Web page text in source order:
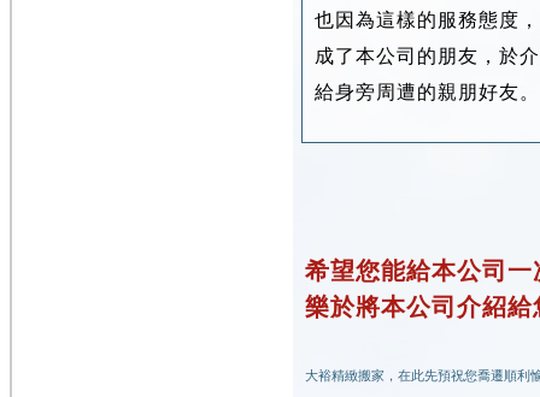
也因為這樣的服務態度
成了本公司的朋友，於
給身旁周遭的親朋好友。
希望您能給本公司
樂於將本公司介紹
大裕精緻搬家，在此先預祝您喬遷順利